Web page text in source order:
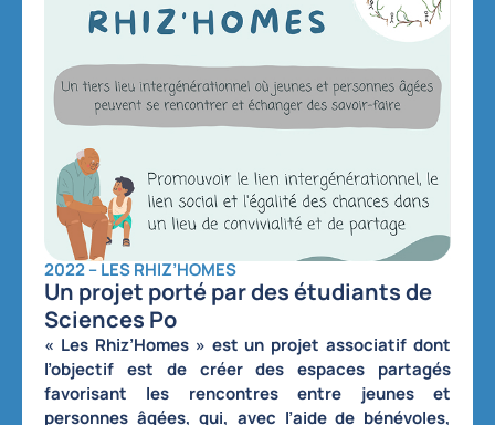
2022 – LES RHIZ’HOMES
Un projet porté par des étudiants de
Sciences Po
« Les Rhiz’Homes » est un projet associatif dont
l’objectif est de créer des espaces partagés
favorisant les rencontres entre jeunes et
personnes âgées, qui, avec l’aide de bénévoles,